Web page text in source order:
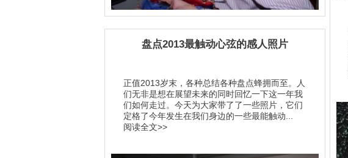
盘点2013最触动心弦的感人照片
正值2013岁末，各种总结各种盘点蜂拥而至。人
们无非是想在展望未来的同时回忆一下这一年我
们如何走过。今天为大家带了了一些照片，它们
定格了今年发生在我们身边的一些最能触动...
阅读全文>>